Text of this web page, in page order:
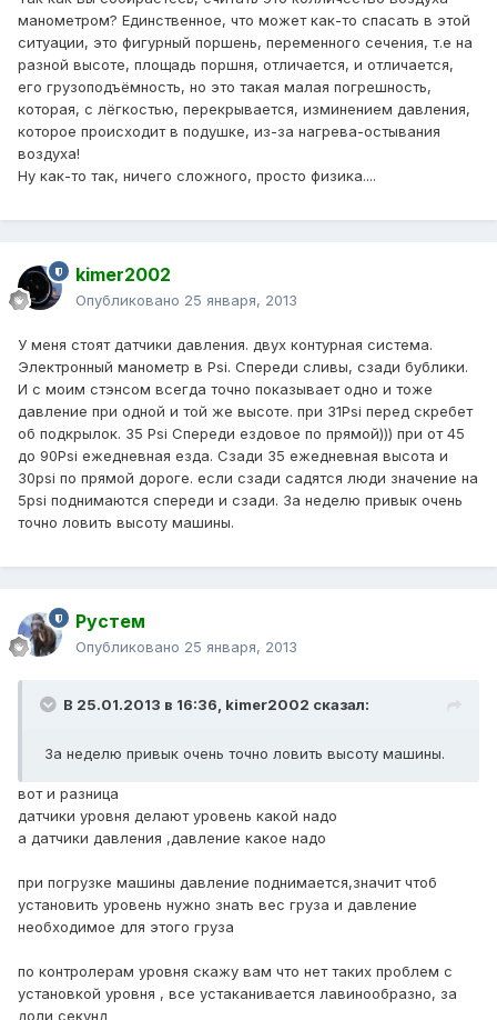
манометром? Единственное, что может как-то спасать в этой
ситуации, это фигурный поршень, переменного сечения, т.е на
разной высоте, площадь поршня, отличается, и отличается,
его грузоподъёмность, но это такая малая погрешность,
которая, с лёгкостью, перекрывается, изминением давления,
которое происходит в подушке, из-за нагрева-остывания
воздуха!
Ну как-то так, ничего сложного, просто физика....
kimer2002
Опубликовано 25 января, 2013
У меня стоят датчики давления. двух контурная система.
Электронный манометр в Psi. Спереди сливы, сзади бублики.
И с моим стэнсом всегда точно показывает одно и тоже
давление при одной и той же высоте. при 31Psi перед скребет
об подкрылок. 35 Psi Спереди ездовое по прямой))) при от 45
до 90Psi ежедневная езда. Сзади 35 ежедневная высота и
30psi по прямой дороге. если сзади садятся люди значение на
5psi поднимаются спереди и сзади. За неделю привык очень
точно ловить высоту машины.
Рустем
Опубликовано 25 января, 2013
В 25.01.2013 в 16:36, kimer2002 сказал:
За неделю привык очень точно ловить высоту машины.
вот и разница
датчики уровня делают уровень какой надо
а датчики давления ,давление какое надо
при погрузке машины давление поднимается,значит чтоб
установить уровень нужно знать вес груза и давление
необходимое для этого груза
по контролерам уровня скажу вам что нет таких проблем с
установкой уровня , все устаканивается лавинообразно, за
доли секунд